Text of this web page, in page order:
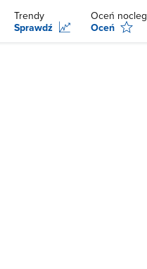
Trendy
Sprawdź
Oceń nocleg
Oceń